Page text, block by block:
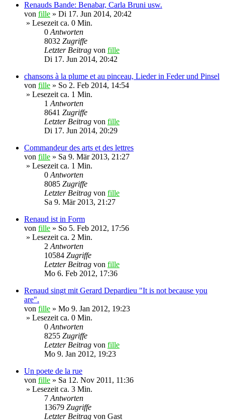
Renauds Bande: Benabar, Carla Bruni usw.
von fille » Di 17. Jun 2014, 20:42
» Lesezeit ca. 0 Min.
0Antworten
8032 Zugriffe
Letzter Beitrag von fille
Di 17. Jun 2014, 20:42
chansons à la plume et au pinceau, Lieder in Feder und Pinsel
von fille » So 2. Feb 2014, 14:54
» Lesezeit ca. 1 Min.
1Antworten
8641 Zugriffe
Letzter Beitrag von fille
Di 17. Jun 2014, 20:29
Commandeur des arts et des lettres
von fille » Sa 9. Mär 2013, 21:27
» Lesezeit ca. 1 Min.
0Antworten
8085 Zugriffe
Letzter Beitrag von fille
Sa 9. Mär 2013, 21:27
Renaud ist in Form
von fille » So 5. Feb 2012, 17:56
» Lesezeit ca. 2 Min.
2Antworten
10584 Zugriffe
Letzter Beitrag von fille
Mo 6. Feb 2012, 17:36
Renaud singt mit Gerard Depardieu "It is not because you
are".
von fille » Mo 9. Jan 2012, 19:23
» Lesezeit ca. 0 Min.
0Antworten
8255 Zugriffe
Letzter Beitrag von fille
Mo 9. Jan 2012, 19:23
Un poete de la rue
von fille » Sa 12. Nov 2011, 11:36
» Lesezeit ca. 3 Min.
7Antworten
13679 Zugriffe
Letzter Beitrag von Gast